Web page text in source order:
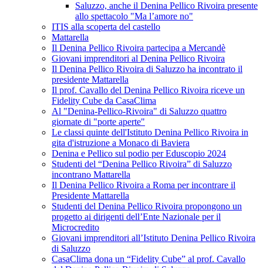
Saluzzo, anche il Denina Pellico Rivoira presente
allo spettacolo "Ma l’amore no"
ITIS alla scoperta del castello
Mattarella
Il Denina Pellico Rivoira partecipa a Mercandè
Giovani imprenditori al Denina Pellico Rivoira
Il Denina Pellico Rivoira di Saluzzo ha incontrato il
presidente Mattarella
Il prof. Cavallo del Denina Pellico Rivoira riceve un
Fidelity Cube da CasaClima
Al "Denina-Pellico-Rivoira" di Saluzzo quattro
giornate di "porte aperte"
Le classi quinte dell'Istituto Denina Pellico Rivoira in
gita d'istruzione a Monaco di Baviera
Denina e Pellico sul podio per Eduscopio 2024
Studenti del “Denina Pellico Rivoira” di Saluzzo
incontrano Mattarella
Il Denina Pellico Rivoira a Roma per incontrare il
Presidente Mattarella
Studenti del Denina Pellico Rivoira propongono un
progetto ai dirigenti dell’Ente Nazionale per il
Microcredito
Giovani imprenditori all’Istituto Denina Pellico Rivoira
di Saluzzo
CasaClima dona un “Fidelity Cube” al prof. Cavallo